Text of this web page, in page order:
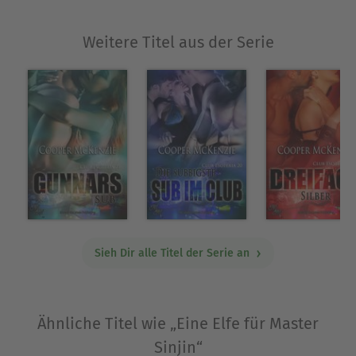
Bände der Reihe sind in sich abgeschlossen. Zum
besseren Verständnis und um die gesamte
Geschichte aller Figuren zu erfahren, empfiehlt es
sich jedoch, alle Bände in der Reihenfolge ihres
Erscheinens zu lesen. Länge: rund 22.800 Wörter
Über Cooper McKenzie
Cooper McKenzie findet eigentlich, dass sie etwa
hundert Jahre zu spät geboren wurde, sie weiß
Annehmlichkeiten des modernen Lebens
gerne—alles außer Gruselgeschichten—strickt für
wohltätige Zwecke oder spielt mit ihrer neuen
Weitere Titel aus der Serie
Sieh Dir alle Titel der Serie an
Ähnliche Titel wie „Eine Elfe für Master
Sinjin“